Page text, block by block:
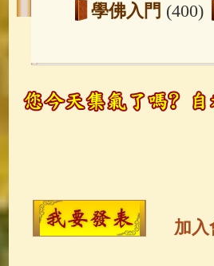
學佛入門 (400)
玉曆寶鈔(236)
觀世音菩薩
金山活佛
加入